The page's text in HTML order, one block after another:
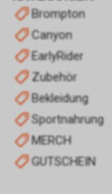
Brompton
Canyon
EarlyRider
Zubehör
Bekleidung
Sportnahrung
MERCH
GUTSCHEIN